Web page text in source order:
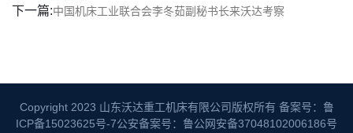
下一篇:中国机床工业联合会李冬茹副秘书长来沃达考察
Copyright 2023 山东沃达重工机床有限公司版权所有 备案号：鲁
ICP备15023625号-7公安备案号：鲁公网安备37048102006186号